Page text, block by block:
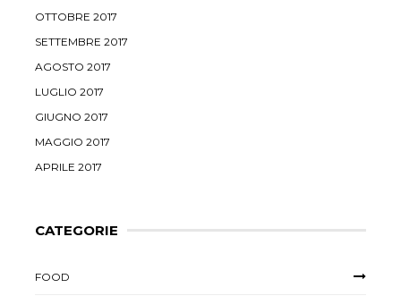
OTTOBRE 2017
SETTEMBRE 2017
AGOSTO 2017
LUGLIO 2017
GIUGNO 2017
MAGGIO 2017
APRILE 2017
CATEGORIE
FOOD